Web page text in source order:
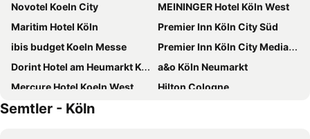
Novotel Koeln City
MEININGER Hotel Köln West
Maritim Hotel Köln
Premier Inn Köln City Süd
ibis budget Koeln Messe
Premier Inn Köln City Mediapark Hotel
Dorint Hotel am Heumarkt Köln
a&o Köln Neumarkt
Mercure Hotel Koeln West
Hilton Cologne
Cologne Marriott Hotel
Semtler - Köln